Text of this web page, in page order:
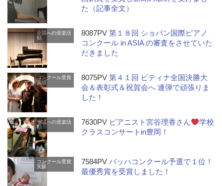
た（記事全文）
全国への音楽活
動
8087PV第１８回 ショパン国際ピアノ
コンクール in ASIA の審査をさせていた
だきました
コンクール受賞
実績
8075PV第４１回 ピティナ全国決勝大
会＆表彰式＆祝賀会へ 連弾で頑張りま
した！
地域への音楽活
動
7630PV ピアニスト宮谷理香さん
学校
クラスコンサートin豊岡！
コンクール受賞
実績
7584PVバッハコンクール予選で１位！
最優秀賞を受賞しました！